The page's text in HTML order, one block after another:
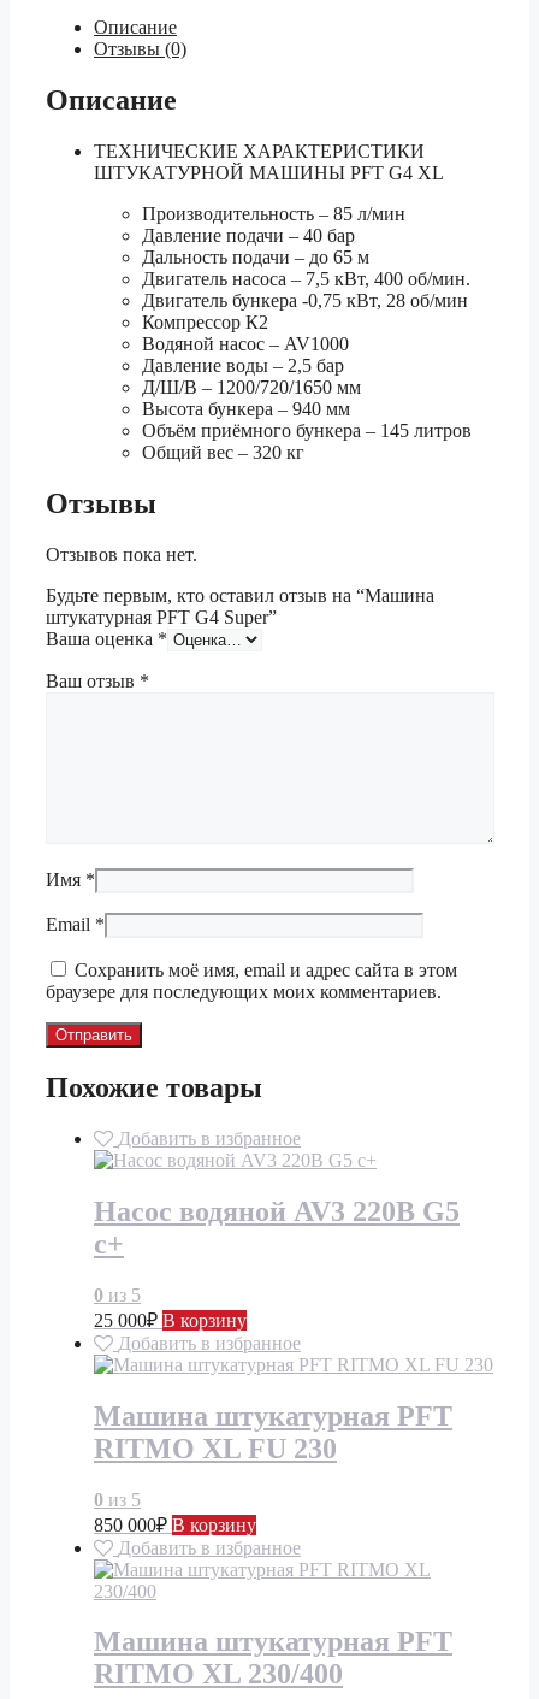
Описание
Отзывы (0)
Описание
ТЕХНИЧЕСКИЕ ХАРАКТЕРИСТИКИ
ШТУКАТУРНОЙ МАШИНЫ PFT G4 XL
Производительность – 85 л/мин
Давление подачи – 40 бар
Дальность подачи – до 65 м
Двигатель насоса – 7,5 кВт, 400 об/мин.
Двигатель бункера -0,75 кВт, 28 об/мин
Компрессор К2
Водяной насос – AV1000
Давление воды – 2,5 бар
Д/Ш/В – 1200/720/1650 мм
Высота бункера – 940 мм
Объём приёмного бункера – 145 литров
Общий вес – 320 кг
Отзывы
Отзывов пока нет.
Будьте первым, кто оставил отзыв на “Машина
штукатурная PFT G4 Super”
Ваша оценка *
Ваш отзыв *
Имя *
Email *
Сохранить моё имя, email и адрес сайта в этом
браузере для последующих моих комментариев.
Похожие товары
Добавить в избранное
Насос водяной AV3 220В G5
c+
0 из 5
25 000₽ В корзину
Добавить в избранное
Машина штукатурная PFT
RITMO XL FU 230
0 из 5
850 000₽ В корзину
Добавить в избранное
Машина штукатурная PFT
RITMO XL 230/400